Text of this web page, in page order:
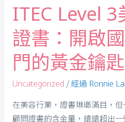
ITEC Level 3
證書：開啟
門的黃金鑰匙
Uncategorized / 經過 Ronnie
在美容行業，證書琳瑯滿目，
顧問證書的含金量，遠遠超出